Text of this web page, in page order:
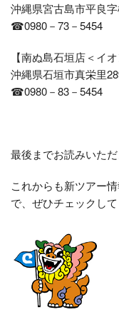
沖縄県宮古島市平良
☎0980－73－5454
【南ぬ島石垣店＜イ
沖縄県石垣市真栄里
☎0980－83－5454
最後までお読みいた
これからも新ツアー
で、ぜひチェックして